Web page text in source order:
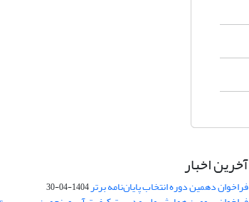
آخرین اخبار
فراخوان دهمین دوره انتخاب پایان‌نامه برتر1404-04-30